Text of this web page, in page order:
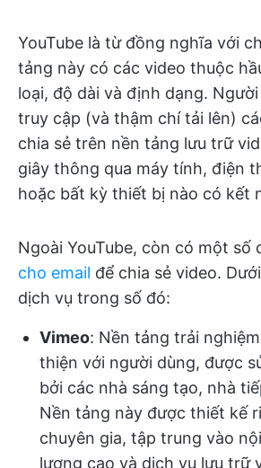
YouTube là từ đồng nghĩa với
tảng này có các video thuộc
loại, độ dài và định dạng.
truy cập (và thậm chí tải lên)
chia sẻ trên nền tảng lưu trữ
giây thông qua máy tính, điện
hoặc bất kỳ thiết bị nào có kết
Ngoài YouTube, còn có một số
cho email để chia sẻ video.
dịch vụ trong số đó:
Vimeo: Nền tảng trải
thiện với người dùng, được
bởi các nhà sáng tạo, nhà
Nền tảng này được thiết kế
chuyên gia, tập trung vào
lượng cao và dịch vụ lưu trữ